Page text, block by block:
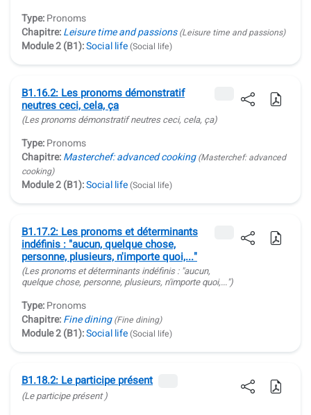
Type:Pronoms
Chapitre:Leisure time and passions (Leisure time and passions)
Module 2 (B1):Social life(Social life)
B1.16.2: Les pronoms démonstratif
neutres ceci, cela, ça
(Les pronoms démonstratif neutresceci, cela, ça)
Type:Pronoms
Chapitre:Masterchef: advanced cooking (Masterchef: advanced
cooking)
Module 2 (B1):Social life(Social life)
B1.17.2: Les pronoms et déterminants
indéfinis : "aucun, quelque chose,
personne, plusieurs, n'importe quoi,..."
(Les pronoms et déterminants indéfinis : "aucun,
quelque chose, personne, plusieurs, n'importe quoi,...")
Type:Pronoms
Chapitre:Fine dining (Fine dining)
Module 2 (B1):Social life(Social life)
B1.18.2: Le participe présent
(Le participe présent )